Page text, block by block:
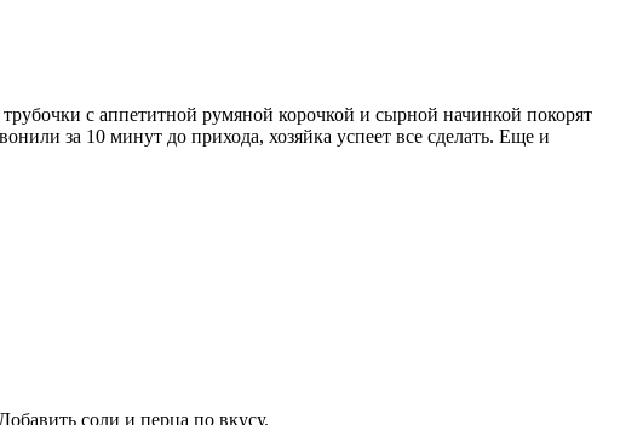
с аппетитной румяной корочкой и сырной начинкой покорят
за 10 минут до прихода, хозяйка успеет все сделать. Еще и
соли и перца по вкусу.